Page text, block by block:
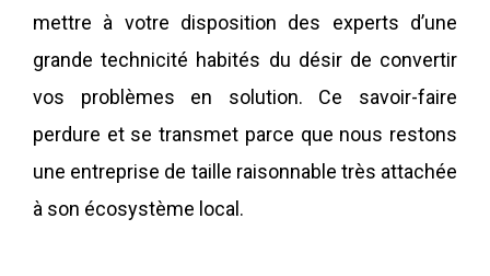
mettre à votre disposition des experts d’une
grande technicité habités du désir de convertir
vos problèmes en solution. Ce savoir-faire
perdure et se transmet parce que nous restons
une entreprise de taille raisonnable très attachée
à son écosystème local.